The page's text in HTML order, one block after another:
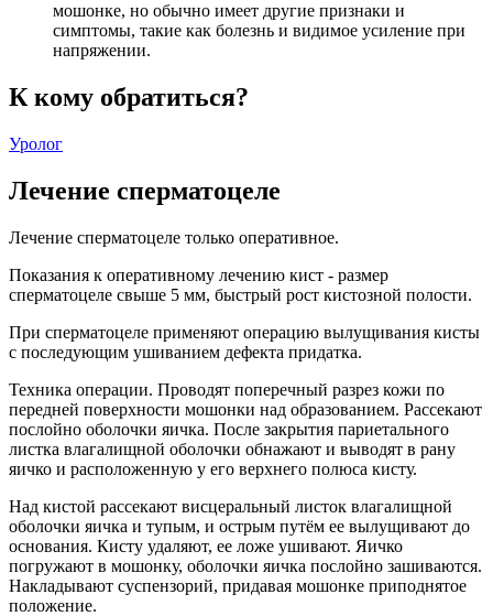
мошонке, но обычно имеет другие признаки и
симптомы, такие как болезнь и видимое усиление при
напряжении.
К кому обратиться?
Уролог
Лечение сперматоцеле
Лечение сперматоцеле только оперативное.
Показания к оперативному лечению кист - размер
сперматоцеле свыше 5 мм, быстрый рост кистозной полости.
При сперматоцеле применяют операцию вылущивания кисты
с последующим ушиванием дефекта придатка.
Техника операции. Проводят поперечный разрез кожи по
передней поверхности мошонки над образованием. Рассекают
послойно оболочки яичка. После закрытия париетального
листка влагалищной оболочки обнажают и выводят в рану
яичко и расположенную у его верхнего полюса кисту.
Над кистой рассекают висцеральный листок влагалищной
оболочки яичка и тупым, и острым путём ее вылущивают до
основания. Кисту удаляют, ее ложе ушивают. Яичко
погружают в мошонку, оболочки яичка послойно зашиваются.
Накладывают суспензорий, придавая мошонке приподнятое
положение.